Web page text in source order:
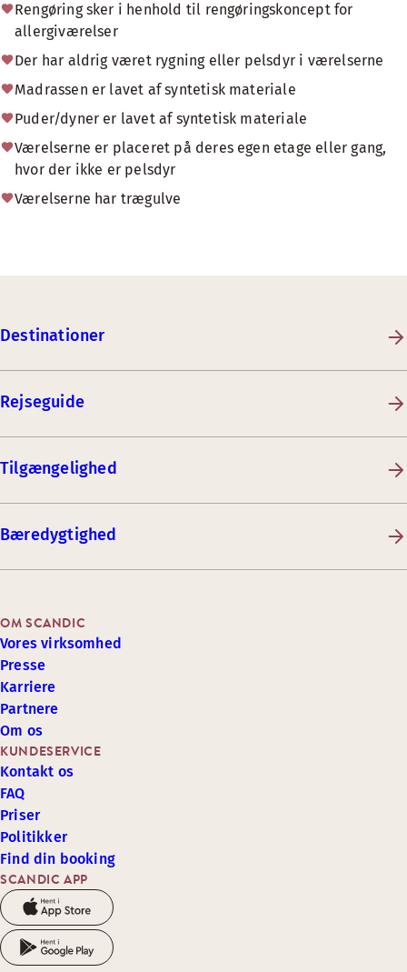
Rengøring sker i henhold til rengøringskoncept for
allergiværelser
Der har aldrig været rygning eller pelsdyr i værelserne
Madrassen er lavet af syntetisk materiale
Puder/dyner er lavet af syntetisk materiale
Værelserne er placeret på deres egen etage eller gang,
hvor der ikke er pelsdyr
Værelserne har trægulve
Destinationer
Rejseguide
Tilgængelighed
Bæredygtighed
SCANDIC APP
KUNDESERVICE
Kontakt os
FAQ
Priser
Politikker
Find din booking
OM SCANDIC
Vores virksomhed
Presse
Karriere
Partnere
Om os